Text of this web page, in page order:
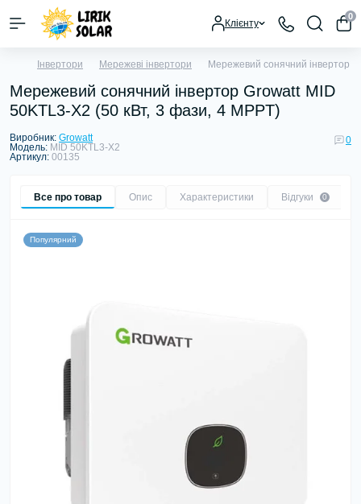
Клієнту
0
Інвертори Мережеві інвертори Мережевий сонячний інвертор
Мережевий сонячний інвертор Growatt MID
50KTL3-X2 (50 кВт, 3 фази, 4 MPPT)
Виробник: Growatt
Модель: MID 50KTL3-X2
Артикул: 00135
0
Все про товар Опис Характеристики Відгуки 0
Популярний